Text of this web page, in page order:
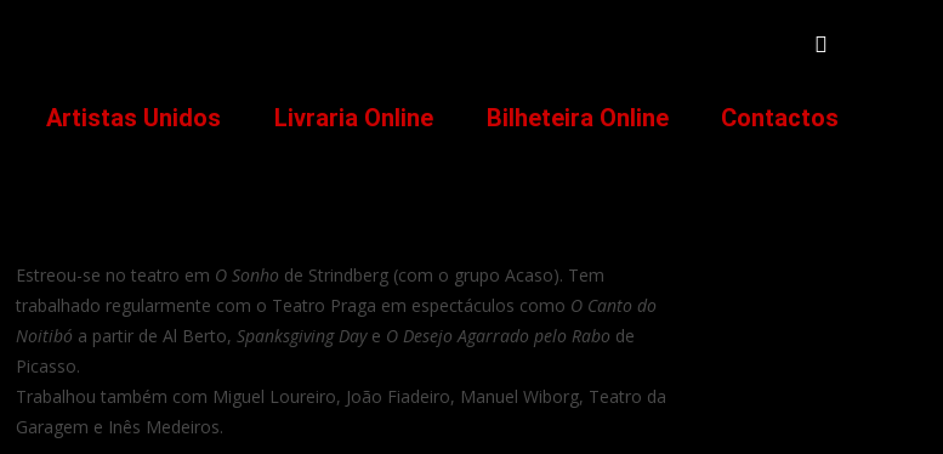
Artistas Unidos Livraria Online Bilheteira Online Contactos
Estreou-se no teatro em O Sonho de Strindberg (com o grupo Acaso). Tem
trabalhado regularmente com o Teatro Praga em espectáculos como O Canto do
Noitibó a partir de Al Berto, Spanksgiving Daye O Desejo Agarrado pelo Rabo de
Picasso.
Trabalhou também com Miguel Loureiro, João Fiadeiro, Manuel Wiborg, Teatro da
Garagem e Inês Medeiros.